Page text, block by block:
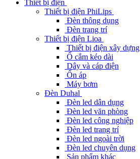
Thiết bị điện
Thiết bị điện PhiLips
Đèn thông dụng
Đèn trang trí
Thiết bị điện Lioa
Thiết bị điện xây dựng
Ổ cắm kéo dài
Dây và cáp điện
Ổn áp
Máy bơm
Đèn Duhal
Đèn led dân dụng
Đèn led văn phòng
Đèn led công nghiệp
Đèn led trang trí
Đèn led ngoài trời
Đèn led chuyên dụng
Sản phẩm khác